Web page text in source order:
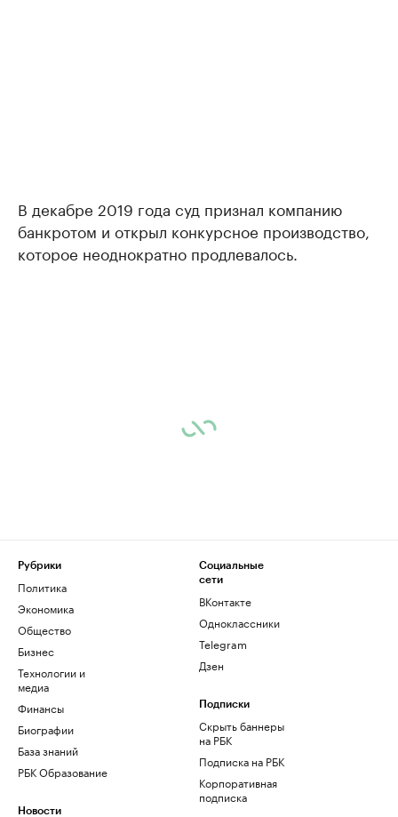
В декабре 2019 года суд признал компанию
банкротом и открыл конкурсное производство,
которое неоднократно продлевалось.
Рубрики
Политика
Экономика
Общество
Бизнес
Технологии и
медиа
Финансы
Биографии
База знаний
РБК Образование
Новости
Социальные
сети
ВКонтакте
Одноклассники
Telegram
Дзен
Подписки
Скрыть баннеры
на РБК
Подписка на РБК
Корпоративная
подписка